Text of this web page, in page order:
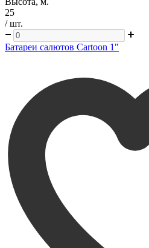
25
/ шт.
Батареи салютов Cartoon 1"